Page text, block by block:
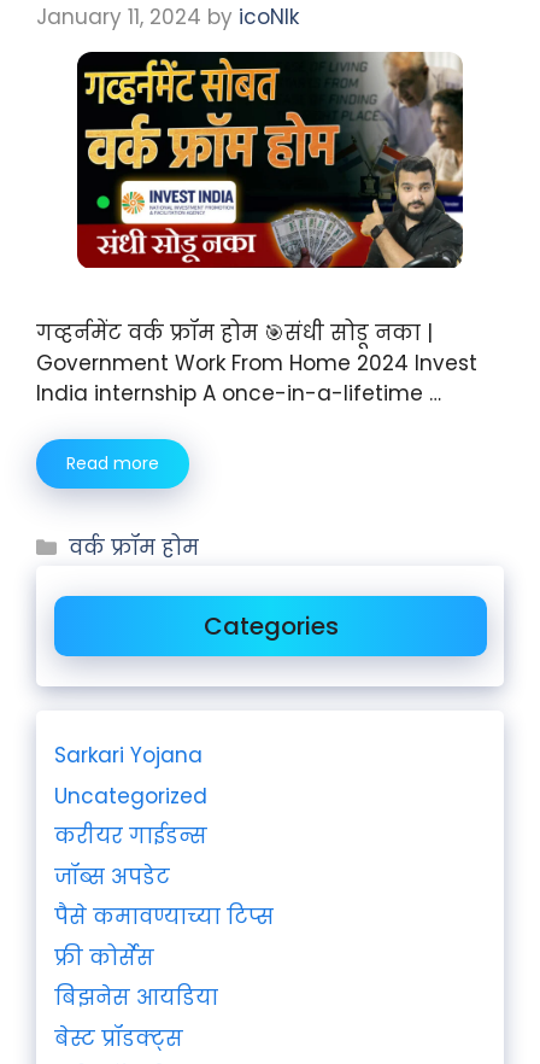
January 11, 2024 by icoNIk
गव्हर्नमेंट वर्क फ्रॉम होम 🎯संधी सोडू नका |
Government Work From Home 2024 Invest
India internship A once-in-a-lifetime …
Read more
वर्क फ्रॉम होम
Categories
Sarkari Yojana
Uncategorized
करीयर गाईडन्स
जॉब्स अपडेट
पैसे कमावण्याच्या टिप्स
फ्री कोर्सेस
बिझनेस आयडिया
बेस्ट प्रॉडक्ट्स